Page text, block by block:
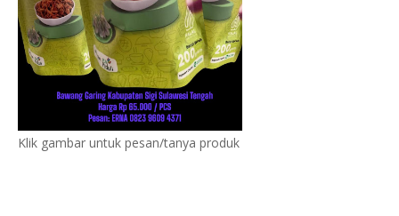
Klik gambar untuk pesan/tanya produk